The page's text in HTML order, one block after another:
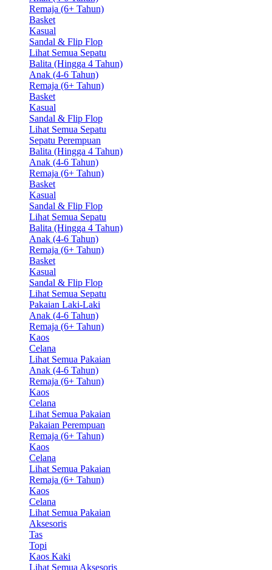
Remaja (6+ Tahun)
Basket
Kasual
Sandal & Flip Flop
Lihat Semua Sepatu
Balita (Hingga 4 Tahun)
Anak (4-6 Tahun)
Remaja (6+ Tahun)
Basket
Kasual
Sandal & Flip Flop
Lihat Semua Sepatu
Sepatu Perempuan
Balita (Hingga 4 Tahun)
Anak (4-6 Tahun)
Remaja (6+ Tahun)
Basket
Kasual
Sandal & Flip Flop
Lihat Semua Sepatu
Balita (Hingga 4 Tahun)
Anak (4-6 Tahun)
Remaja (6+ Tahun)
Basket
Kasual
Sandal & Flip Flop
Lihat Semua Sepatu
Pakaian Laki-Laki
Anak (4-6 Tahun)
Remaja (6+ Tahun)
Kaos
Celana
Lihat Semua Pakaian
Anak (4-6 Tahun)
Remaja (6+ Tahun)
Kaos
Celana
Lihat Semua Pakaian
Pakaian Perempuan
Remaja (6+ Tahun)
Kaos
Celana
Lihat Semua Pakaian
Remaja (6+ Tahun)
Kaos
Celana
Lihat Semua Pakaian
Aksesoris
Tas
Topi
Kaos Kaki
Lihat Semua Aksesoris